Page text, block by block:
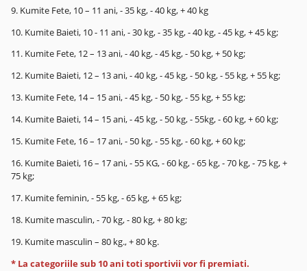
9. Kumite Fete, 10 – 11 ani, - 35 kg, - 40 kg, + 40 kg
10. Kumite Baieti, 10 - 11 ani, - 30 kg, - 35 kg, - 40 kg, - 45 kg, + 45 kg;
11. Kumite Fete, 12 – 13 ani, - 40 kg, - 45 kg, - 50 kg, + 50 kg;
12. Kumite Baieti, 12 – 13 ani, - 40 kg, - 45 kg, - 50 kg, - 55 kg, + 55 kg;
13. Kumite Fete, 14 – 15 ani, - 45 kg, - 50 kg, - 55 kg, + 55 kg;
14. Kumite Baieti, 14 – 15 ani, - 45 kg, - 50 kg, - 55kg, - 60 kg, + 60 kg;
15. Kumite Fete, 16 – 17 ani, - 50 kg, - 55 kg, - 60 kg, + 60 kg;
16. Kumite Baieti, 16 – 17 ani, - 55 KG, - 60 kg, - 65 kg, - 70 kg, - 75 kg, +
75 kg;
17. Kumite feminin, - 55 kg, - 65 kg, + 65 kg;
18. Kumite masculin, - 70 kg, - 80 kg, + 80 kg;
19. Kumite masculin – 80 kg., + 80 kg.
* La categoriile sub 10 ani toti sportivii vor fi premiati.